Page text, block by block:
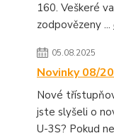
160. Veškeré
zodpovězeny ...
05.08.2025
Novinky 08/
Nové
jste slyšeli o
U-3S? Pokud